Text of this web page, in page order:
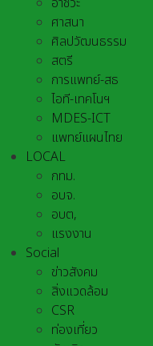
ศาสนา
ศิลปวัฒนธรรม
สตรี
การแพทย์-สธ
ไอที-เทคโนฯ
MDES-ICT
แพทย์แผนไทย
LOCAL
กทม.
อบจ.
อบต,
แรงงาน
Social
ข่าวสังคม
สิ่งแวดล้อม
CSR
ท่องเที่ยว